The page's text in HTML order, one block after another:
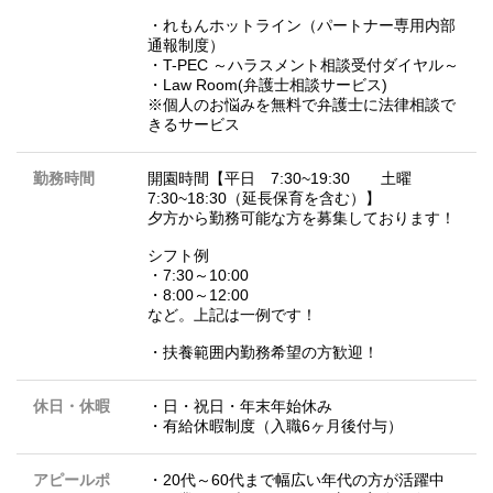
・れもんホットライン（パートナー専用内部
通報制度）
・T-PEC ～ハラスメント相談受付ダイヤル～
・Law Room(弁護士相談サービス)
※個人のお悩みを無料で弁護士に法律相談で
きるサービス
勤務時間
開園時間【平日 7:30~19:30 土曜
7:30~18:30（延長保育を含む）】
夕方から勤務可能な方を募集しております！
シフト例
・7:30～10:00
・8:00～12:00
など。上記は一例です！
・扶養範囲内勤務希望の方歓迎！
休日・休暇
・日・祝日・年末年始休み
・有給休暇制度（入職6ヶ月後付与）
アピールポ
・20代～60代まで幅広い年代の方が活躍中